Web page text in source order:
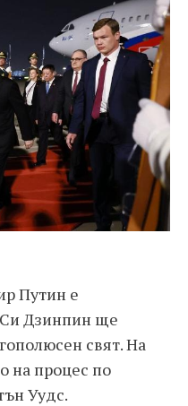
Путин е
Си Дзинпин ще
свят. На
на процес по
Уудс.